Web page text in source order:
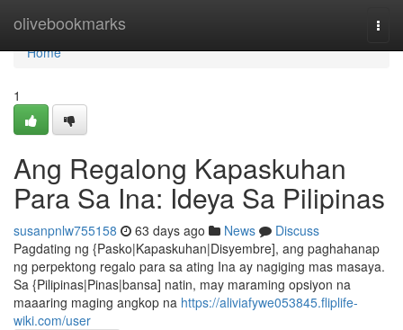
olivebookmarks
Home
Home
1
Ang Regalong Kapaskuhan
Para Sa Ina: Ideya Sa Pilipinas
susanpnlw755158 63 days ago News
Discuss
Pagdating ng {Pasko|Kapaskuhan|Disyembre], ang paghahanap
ng perpektong regalo para sa ating Ina ay nagiging mas masaya.
Sa {Pilipinas|Pinas|bansa] natin, may maraming opsiyon na
maaaring maging angkop na https://aliviafywe053845.fliplife-
wiki.com/user